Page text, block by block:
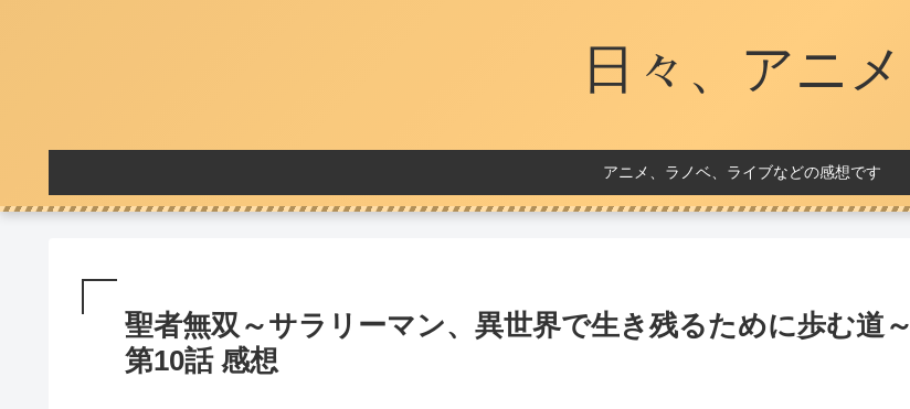
日々、アニメ
アニメ、ラノベ、ライブなどの感想です
聖者無双～サラリーマン、異世界で生き残るために歩む道～
第10話 感想